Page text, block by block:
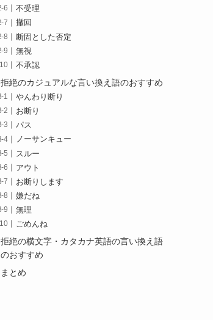
不受理
撤回
断固とした否定
無視
不承認
拒絶のカジュアルな言い換え語のおすすめ
やんわり断り
お断り
パス
ノーサンキュー
スルー
アウト
お断りします
嫌だね
無理
ごめんね
拒絶の横文字・カタカナ英語の言い換え語
のおすすめ
まとめ